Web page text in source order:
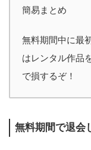
簡易まとめ
無料期間中に最
はレンタル作品
で損するぞ！
無料期間で退会